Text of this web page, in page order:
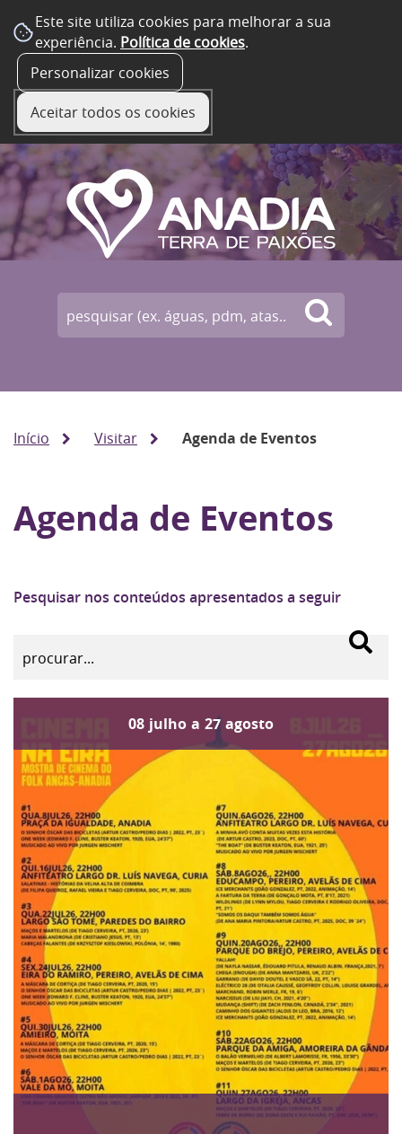
Este site utiliza cookies para melhorar a sua
experiência. Política de cookies.
Personalizar cookies
Aceitar todos os cookies
Início Visitar Agenda de Eventos
Agenda de Eventos
Pesquisar nos conteúdos apresentados a seguir
08 julho a 27 agosto